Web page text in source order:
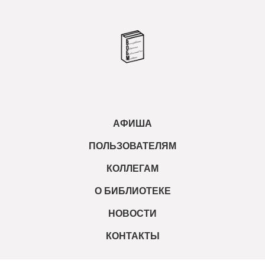
АФИША
ПОЛЬЗОВАТЕЛЯМ
КОЛЛЕГАМ
О БИБЛИОТЕКЕ
НОВОСТИ
КОНТАКТЫ